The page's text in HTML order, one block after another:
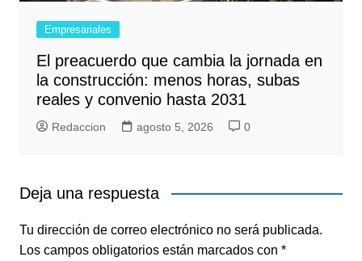
Empresariales
El preacuerdo que cambia la jornada en
la construcción: menos horas, subas
reales y convenio hasta 2031
Redaccion agosto 5, 2026 0
Deja una respuesta
Tu dirección de correo electrónico no será publicada.
Los campos obligatorios están marcados con *